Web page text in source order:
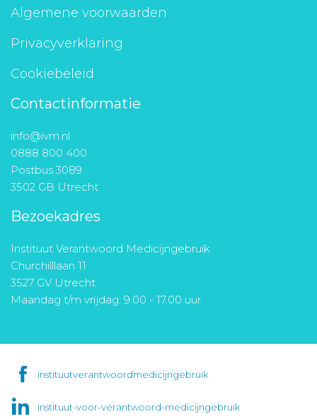
Algemene voorwaarden
Privacyverklaring
Cookiebeleid
Contactinformatie
info@ivm.nl
0888 800 400
Postbus 3089
3502 GB Utrecht
Bezoekadres
Instituut Verantwoord Medicijngebruik
Churchilllaan 11
3527 GV Utrecht
Maandag t/m vrijdag: 9.00 - 17.00 uur
instituutverantwoordmedicijngebruik
instituut-voor-verantwoord-medicijngebruik